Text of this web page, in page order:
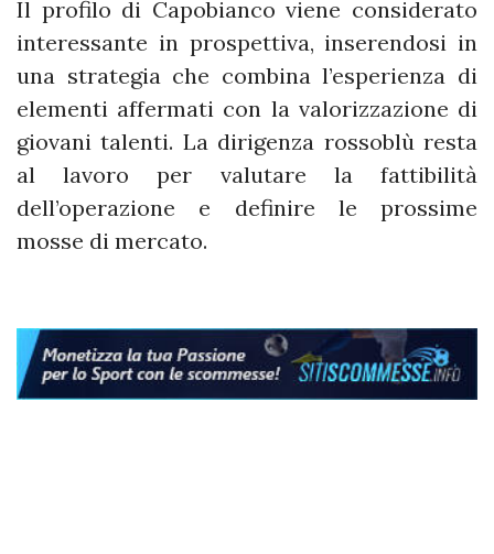
Il profilo di Capobianco viene considerato
interessante in prospettiva, inserendosi in
una strategia che combina l’esperienza di
elementi affermati con la valorizzazione di
giovani talenti. La dirigenza rossoblù resta
al lavoro per valutare la fattibilità
dell’operazione e definire le prossime
mosse di mercato.